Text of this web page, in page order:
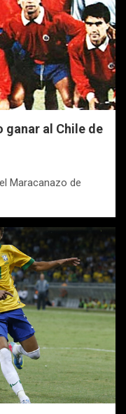
ganar al Chile de
Maracanazo de